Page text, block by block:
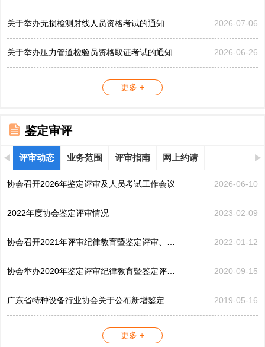
关于举办无损检测射线人员资格考试的通知 2026-07-06
关于举办压力管道检验员资格取证考试的通知 2026-06-26
更多 +
鉴定审评
评审动态 业务范围 评审指南 网上约请
协会召开2026年鉴定评审及人员考试工作会议 2026-06-10
2022年度协会鉴定评审情况 2023-02-09
协会召开2021年评审纪律教育暨鉴定评审、考评工作会议 2022-01-12
协会举办2020年鉴定评审纪律教育暨鉴定评审工作会议 2020-09-15
广东省特种设备行业协会关于公布新增鉴定评审员的公告... 2019-05-16
更多 +